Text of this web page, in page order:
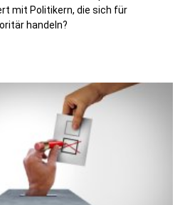
mit Politikern, die sich für
handeln?